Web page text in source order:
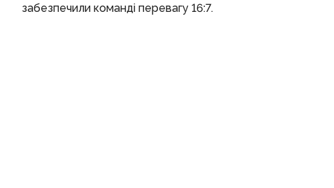
забезпечили команді перевагу 16:7.